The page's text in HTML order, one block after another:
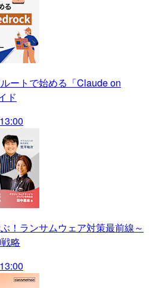
ートで始める「Claude on
ド
！ランサムウェア対策最前線～
略